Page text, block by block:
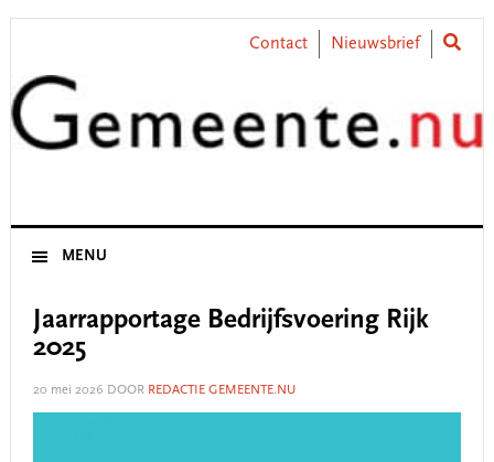
Skip
primary
navigation
Skip
content
Skip
primary
sidebar
Skip
footer
Contact Nieuwsbrief
MENU
Jaarrapportage Bedrijfsvoering Rijk
2025
20 mei 2026 DOOR REDACTIE GEMEENTE.NU